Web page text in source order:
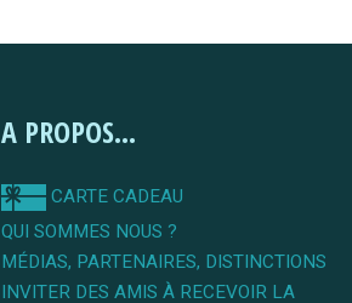
A PROPOS...
CARTE CADEAU
QUI SOMMES NOUS ?
MÉDIAS, PARTENAIRES, DISTINCTIONS
INVITER DES AMIS À RECEVOIR LA